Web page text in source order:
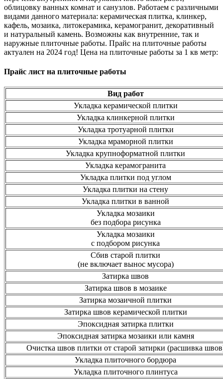
облицовку ванных комнат и санузлов. Работаем с различными
видами данного материала: керамическая плитка, клинкер,
кафель, мозаика, литокерамика, керамогранит, декоративный
и натуральный камень. Возможны как внутренние, так и
наружные плиточные работы. Прайс на плиточные работы
актуален на 2024 год! Цена на плиточные работы за 1 кв метр:
Прайс лист на плиточные работы
Вид работ
Укладка керамической плитки
Укладка клинкерной плитки
Укладка тротуарной плитки
Укладка мраморной плитки
Укладка крупноформатной плитки
Укладка керамогранита
Укладка плитки под углом
Укладка плитки на стену
Укладка плитки в ванной
Укладка мозаики
без подбора рисунка
Укладка мозаики
с подбором рисунка
Сбив старой плитки
(не включает вынос мусора)
Затирка швов
Затирка швов в мозаике
Затирка мозаичной плитки
Затирка швов керамической плитки
Эпоксидная затирка плитки
Эпоксидная затирка мозаики или камня
Очистка швов плитки от старой затирки (расшивка
Укладка плиточного бордюра
Укладка плиточного плинтуса